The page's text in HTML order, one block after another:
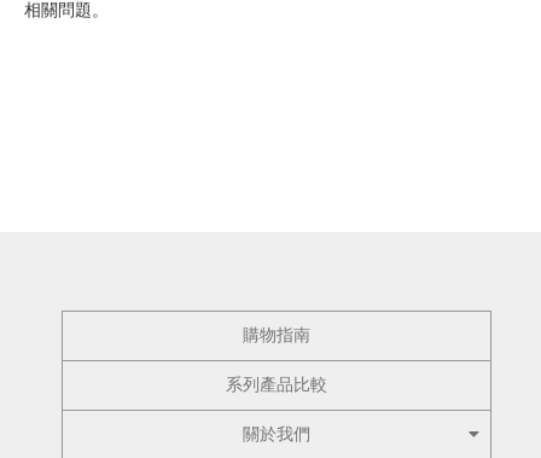
相關問題。
購物指南
系列產品比較
關於我們